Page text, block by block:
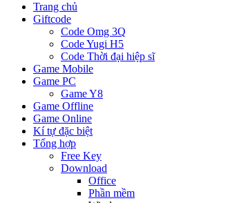
Trang chủ
Giftcode
Code Omg 3Q
Code Yugi H5
Code Thời đại hiệp sĩ
Game Mobile
Game PC
Game Y8
Game Offline
Game Online
Kí tự đặc biệt
Tổng hợp
Free Key
Download
Office
Phần mềm